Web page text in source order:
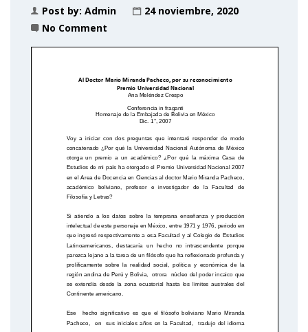
Post by: Admin
24 noviembre, 2020
No Comment